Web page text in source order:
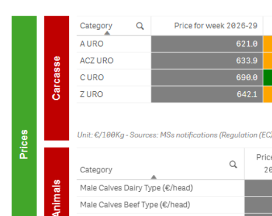
Image